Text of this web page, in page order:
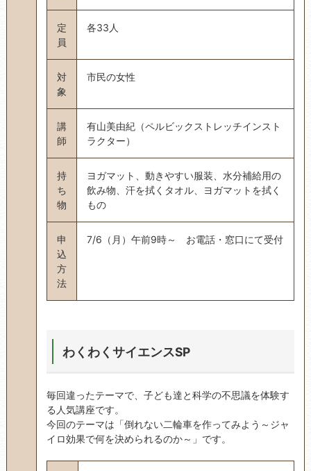
定
員
各33人
対
象
市民の女性
講
師
有山美由紀（ペルビックストレッチインスト
ラクター）
持
ち
物
ヨガマット、動きやすい服装、水分補給用の
飲み物、汗を拭くタオル、ヨガマットを拭く
もの
申
込
方
法
7/6（月）午前9時～ お電話・窓口にて受付
わくわくサイエンスSP
毎回違ったテーマで、子ども達と科学の不思議を体験す
る人気講座です。
今回のテーマは「倒れない二輪車を作ってみよう～ジャ
イロ効果で何を決められるのか～」です。